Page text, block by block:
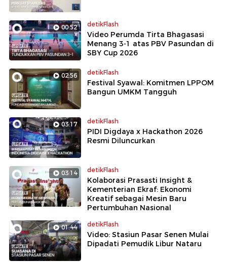
00:52 detikFlash
Video Perumda Tirta Bhagasasi
Menang 3-1 atas PBV Pasundan di
SBY Cup 2026
02:56 detikFlash
Festival Syawal: Komitmen LPPOM
Bangun UMKM Tangguh
03:17 detikFlash
PIDI Digdaya x Hackathon 2026
Resmi Diluncurkan
03:14 detikFlash
Kolaborasi Prasasti Insight &
Kementerian Ekraf: Ekonomi
Kreatif sebagai Mesin Baru
Pertumbuhan Nasional
01:44 detikFlash
Video: Stasiun Pasar Senen Mulai
Dipadati Pemudik Libur Nataru